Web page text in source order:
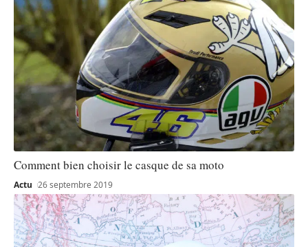
Comment bien choisir le casque de sa moto
Actu 26 septembre 2019